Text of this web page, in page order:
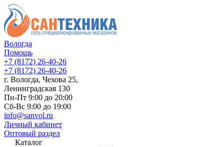
Вологда
Помощь
+7 (8172) 26-40-26
+7 (8172) 26-40-26
г. Вологда, Чехова 25,
Ленинградская 130
Пн-Пт 9:00 до 20:00
Сб-Вс 9:00 до 19:00
info@sanvol.ru
Личный кабинет
Оптовый раздел
Каталог